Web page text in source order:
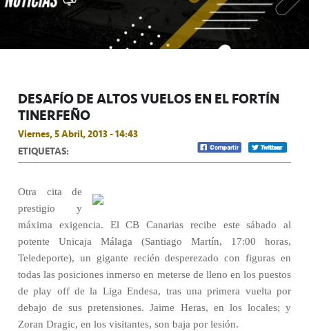
DESAFÍO DE ALTOS VUELOS EN EL FORTÍN
TINERFEÑO
Viernes, 5 Abril, 2013 - 14:43
ETIQUETAS:
Otra cita de
prestigio y
máxima exigencia. El CB Canarias recibe este sábado al
potente Unicaja Málaga (Santiago Martín, 17:00 horas,
Teledeporte), un gigante recién desperezado con figuras en
todas las posiciones inmerso en meterse de lleno en los puestos
de play off de la Liga Endesa, tras una primera vuelta por
debajo de sus pretensiones. Jaime Heras, en los locales; y
Zoran Dragic, en los visitantes, son baja por lesión.